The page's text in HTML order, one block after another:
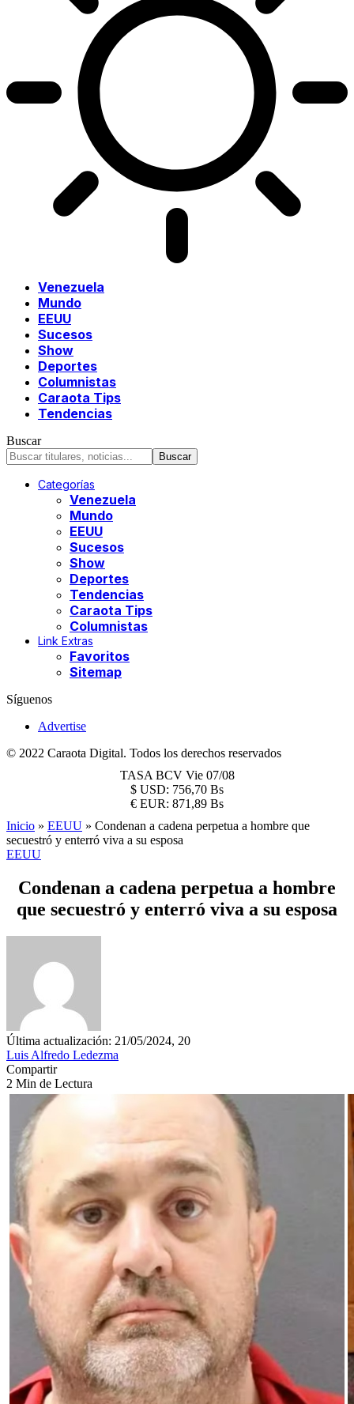
Venezuela
Mundo
EEUU
Sucesos
Show
Deportes
Columnistas
Caraota Tips
Tendencias
Buscar
Categorías
Venezuela
Mundo
EEUU
Sucesos
Show
Deportes
Tendencias
Caraota Tips
Columnistas
Link Extras
Favoritos
Sitemap
Síguenos
Advertise
© 2022 Caraota Digital. Todos los derechos reservados
TASA BCV Vie 07/08
$ USD: 756,70 Bs
€ EUR: 871,89 Bs
Inicio » EEUU » Condenan a cadena perpetua a hombre que
secuestró y enterró viva a su esposa
EEUU
Condenan a cadena perpetua a hombre
que secuestró y enterró viva a su esposa
Última actualización: 21/05/2024, 20
Luis Alfredo Ledezma
Compartir
2 Min de Lectura